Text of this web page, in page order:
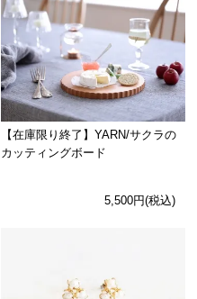
【在庫限り終了】YARN/サクラの
カッティングボード
5,500円(税込)